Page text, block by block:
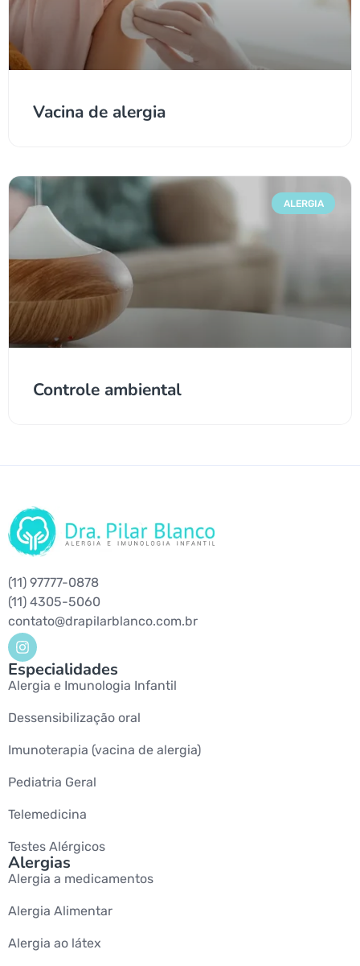
Vacina de alergia
ALERGIA
Controle ambiental
(11) 97777-0878
(11) 4305-5060
contato@drapilarblanco.com.br
Especialidades
Alergia e Imunologia Infantil
Dessensibilização oral
Imunoterapia (vacina de alergia)
Pediatria Geral
Telemedicina
Testes Alérgicos
Alergias
Alergia a medicamentos
Alergia Alimentar
Alergia ao látex